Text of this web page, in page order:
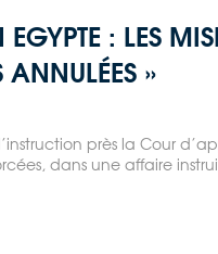
: LES
»
près la Cour
dans une affaire